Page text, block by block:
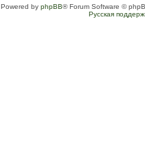
Powered by phpBB® Forum Software ©
Русская